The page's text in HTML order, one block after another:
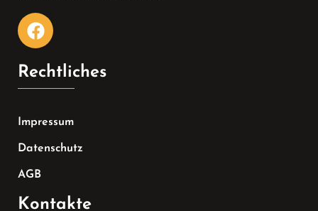
Rechtliches
Impressum
Datenschutz
AGB
Kontakte